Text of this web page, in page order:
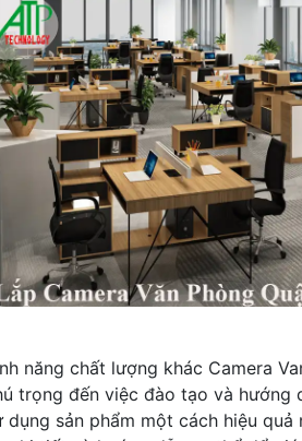
năng chất lượng khác Camera
trọng đến việc đào tạo và hướng
dụng sản phẩm một cách hiệu